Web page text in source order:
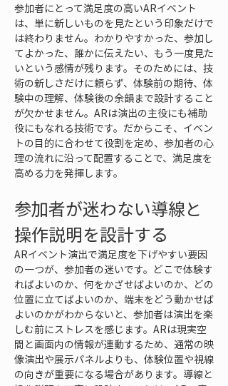
参加者にとって満足度の高いARイベント
は、単に新しいものを見たという印象だけで
は終わりません。わかりやすかった、参加し
てよかった、誰かに伝えたい、もう一度見た
いという感情が残ります。そのためには、技
術の新しさだけに頼らず、体験前の期待、体
験中の理解、体験後の余韻まで設計すること
が欠かせません。ARは演出の主役にも補助
役にもなれる技術です。だからこそ、イベン
トの目的に合わせて役割を定め、参加者の心
理の流れに沿って配置することで、満足度を
高める力を発揮します。
参加者が迷わない導線と
操作説明を設計する
ARイベント演出で満足度を下げやすい要因
の一つが、参加者の迷いです。どこで体験す
ればよいのか、何をかざせばよいのか、どの
位置に立てばよいのか、端末をどう動かせば
よいのかがわからないと、参加者は演出を楽
しむ前にストレスを感じます。ARは現実空
間と画面内の情報が連動するため、通常の映
像演出や展示パネルよりも、体験位置や視線
の向きが重要になる場合があります。導線と